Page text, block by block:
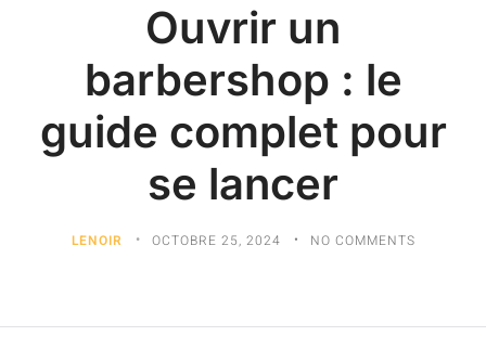
Ouvrir un
barbershop : le
guide complet pour
se lancer
LENOIR OCTOBRE 25, 2024 NO COMMENTS